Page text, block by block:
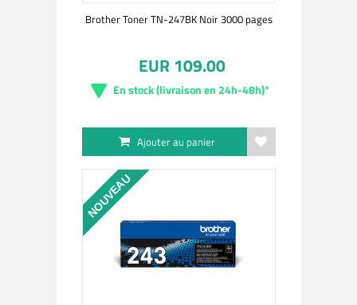
Brother Toner TN-247BK Noir 3000 pages
EUR 109.00
En stock (livraison en 24h-48h)*
Ajouter au panier
NOUVEAU